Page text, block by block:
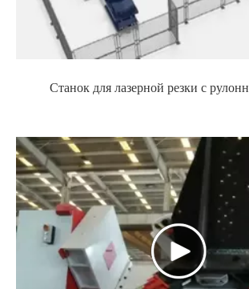
Станок для лазерной резки с